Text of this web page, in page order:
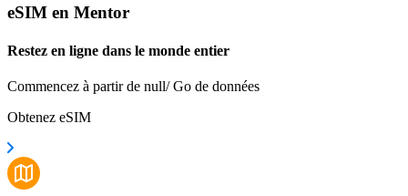
eSIM en Mentor
Restez en ligne dans le monde entier
Commencez à partir de null/ Go de données
Obtenez eSIM